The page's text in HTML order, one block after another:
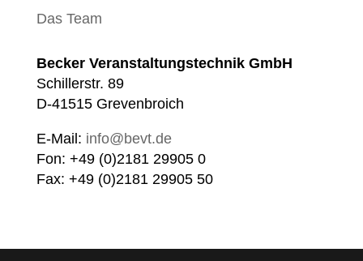
Das Team
Becker Veranstaltungstechnik GmbH
Schillerstr. 89
D-41515 Grevenbroich
E-Mail: info@bevt.de
Fon: +49 (0)2181 29905 0
Fax: +49 (0)2181 29905 50